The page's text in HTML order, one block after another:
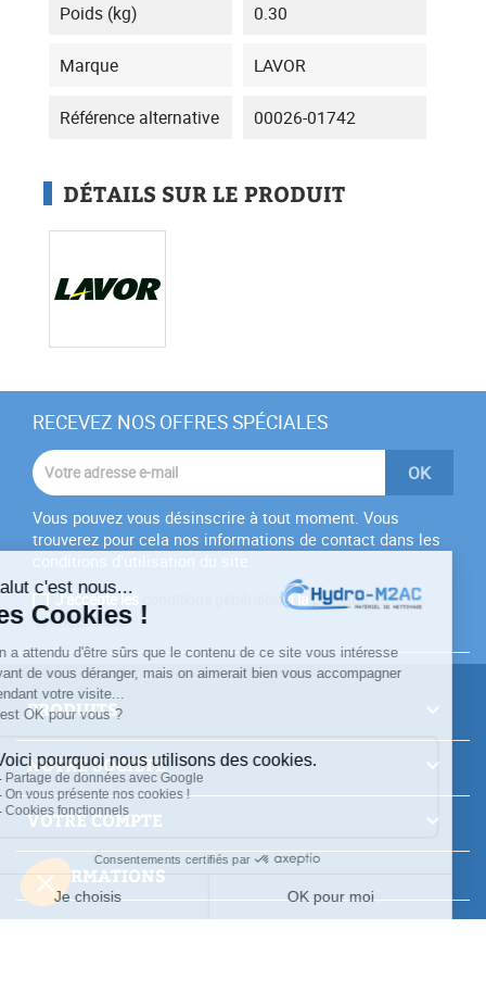
Poids (kg) 0.30
Marque LAVOR
Référence alternative 00026-01742
DÉTAILS SUR LE PRODUIT
RECEVEZ NOS OFFRES SPÉCIALES
Vous pouvez vous désinscrire à tout moment. Vous
trouverez pour cela nos informations de contact dans les
conditions d'utilisation du site.
J'accepte les et lapolitique de
confidentialité
PRODUITS 
NOTRE SOCIÉTÉ 
VOTRE COMPTE 
INFORMATIONS